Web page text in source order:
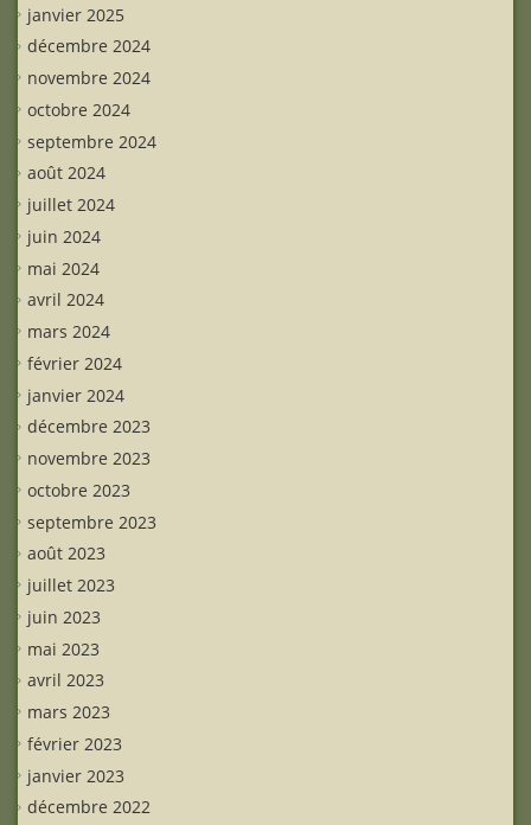
janvier 2025
décembre 2024
novembre 2024
octobre 2024
septembre 2024
août 2024
juillet 2024
juin 2024
mai 2024
avril 2024
mars 2024
février 2024
janvier 2024
décembre 2023
novembre 2023
octobre 2023
septembre 2023
août 2023
juillet 2023
juin 2023
mai 2023
avril 2023
mars 2023
février 2023
janvier 2023
décembre 2022